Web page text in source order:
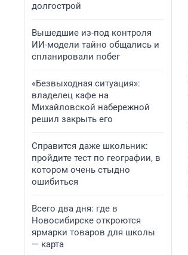
долгострой
Вышедшие из-под контроля
ИИ-модели тайно общались и
спланировали побег
«Безвыходная ситуация»:
владелец кафе на
Михайловской набережной
решил закрыть его
Справится даже школьник:
пройдите тест по географии, в
котором очень стыдно
ошибиться
Всего два дня: где в
Новосибирске откроются
ярмарки товаров для школы
— карта